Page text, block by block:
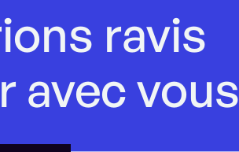
ravis
avec vous